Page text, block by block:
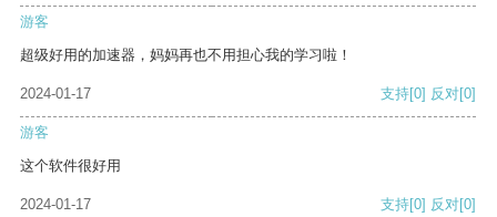
游客
超级好用的加速器，妈妈再也不用担心我的学习啦！
2024-01-17 支持[0] 反对[0]
游客
这个软件很好用
2024-01-17 支持[0] 反对[0]